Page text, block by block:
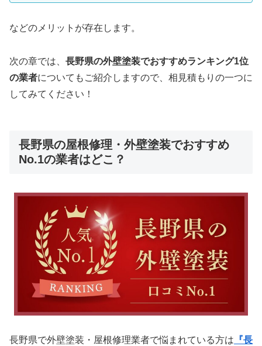
などのメリットが存在します。
次の章では、 長野県の外壁塗装でおすすめランキング1位
の業者についてもご紹介しますので、相見積もりの一つに
してみてください！
長野県の屋根修理・外壁塗装でおすすめ
No.1の業者はどこ？
長野県で外壁塗装・屋根修理業者で悩まれている方は 『長